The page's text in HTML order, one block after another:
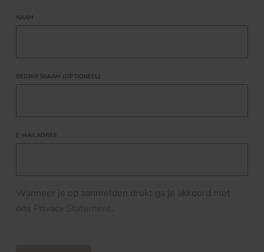
NAAM
BEDRIJFSNAAM (OPTIONEEL)
E-MAILADRES
Wanneer je op aanmelden drukt ga je akkoord met
ons Privacy Statement.